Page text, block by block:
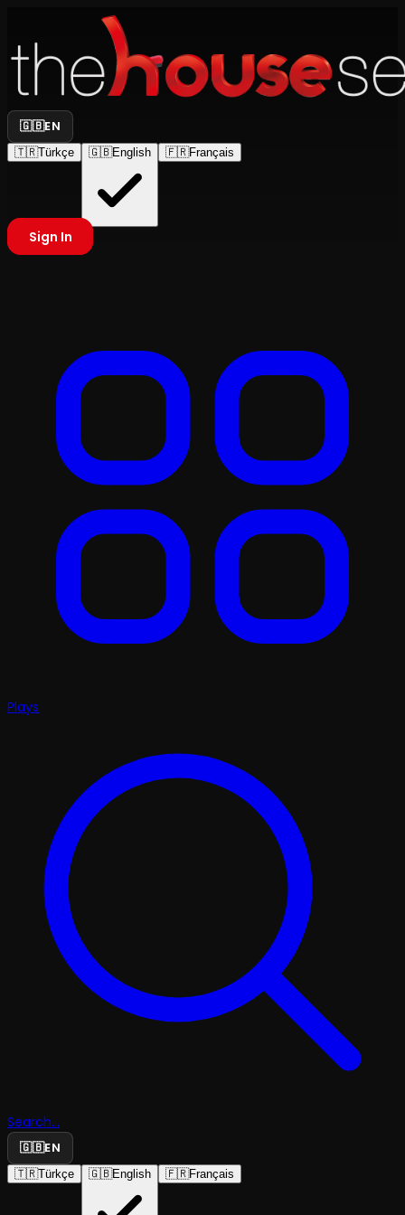
🇬🇧EN
🇹🇷Türkçe 🇬🇧English 🇫🇷Français
Sign In
Plays
Search...
🇬🇧EN
🇹🇷Türkçe 🇬🇧English 🇫🇷Français